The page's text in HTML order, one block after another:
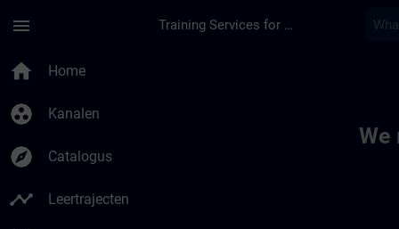
menu Training Services for Digital Industries
home Home
group_work Kanalen
explore Catalogus
timeline Leertrajecten
We